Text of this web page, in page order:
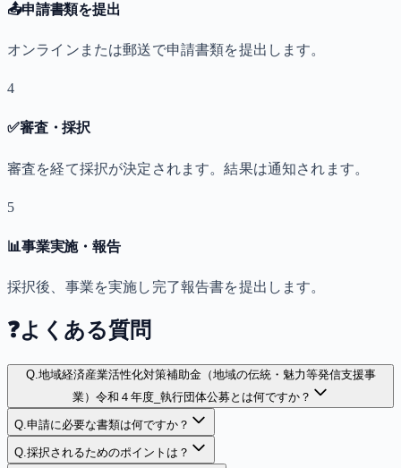
📤申請書類を提出
オンラインまたは郵送で申請書類を提出します。
4
✅審査・採択
審査を経て採択が決定されます。結果は通知されます。
5
📊事業実施・報告
採択後、事業を実施し完了報告書を提出します。
❓よくある質問
Q.地域経済産業活性化対策補助金（地域の伝統・魅力等発信支援事
業）令和４年度_執行団体公募とは何ですか？
Q.申請に必要な書類は何ですか？
Q.採択されるためのポイントは？